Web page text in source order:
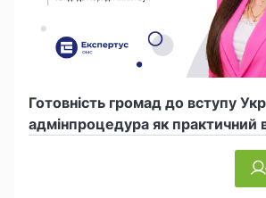
Готовність громад до вступу
адмінпроцедура як практичний